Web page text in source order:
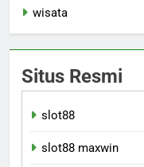
wisata
Situs Resmi
slot88
slot88 maxwin